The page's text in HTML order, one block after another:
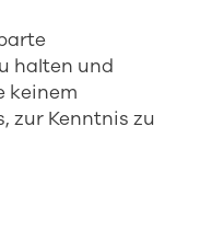
halten und
keinem
zur Kenntnis zu